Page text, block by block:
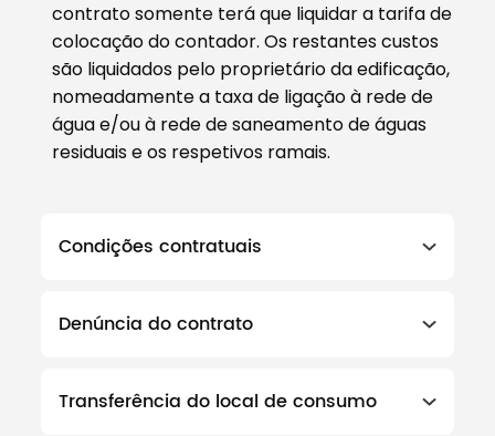
contrato somente terá que liquidar a tarifa de
colocação do contador. Os restantes custos
são liquidados pelo proprietário da edificação,
nomeadamente a taxa de ligação à rede de
água e/ou à rede de saneamento de águas
residuais e os respetivos ramais.
Condições contratuais
Denúncia do contrato
Transferência do local de consumo